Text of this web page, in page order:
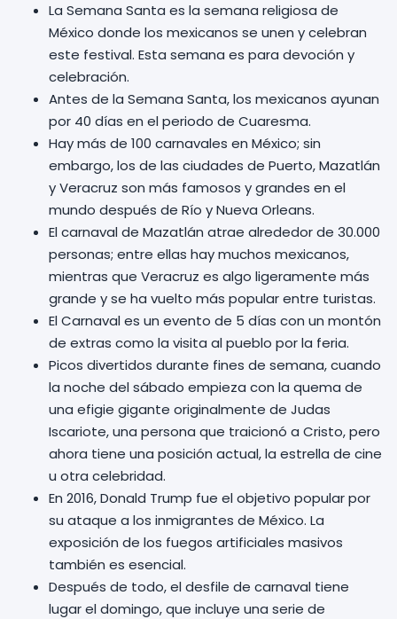
La Semana Santa es la semana religiosa de
México donde los mexicanos se unen y celebran
este festival. Esta semana es para devoción y
celebración.
Antes de la Semana Santa, los mexicanos ayunan
por 40 días en el periodo de Cuaresma.
Hay más de 100 carnavales en México; sin
embargo, los de las ciudades de Puerto, Mazatlán
y Veracruz son más famosos y grandes en el
mundo después de Río y Nueva Orleans.
El carnaval de Mazatlán atrae alrededor de 30.000
personas; entre ellas hay muchos mexicanos,
mientras que Veracruz es algo ligeramente más
grande y se ha vuelto más popular entre turistas.
El Carnaval es un evento de 5 días con un montón
de extras como la visita al pueblo por la feria.
Picos divertidos durante fines de semana, cuando
la noche del sábado empieza con la quema de
una efigie gigante originalmente de Judas
Iscariote, una persona que traicionó a Cristo, pero
ahora tiene una posición actual, la estrella de cine
u otra celebridad.
En 2016, Donald Trump fue el objetivo popular por
su ataque a los inmigrantes de México. La
exposición de los fuegos artificiales masivos
también es esencial.
Después de todo, el desfile de carnaval tiene
lugar el domingo, que incluye una serie de